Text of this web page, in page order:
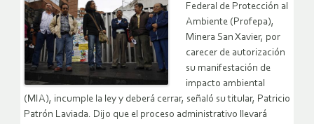
Federal de Protección al
Ambiente (Profepa),
Minera San Xavier, por
carecer de autorización
su manifestación de
impacto ambiental
(MIA), incumple la ley y deberá cerrar, señaló su titular, Patricio
Patrón Laviada. Dijo que el proceso administrativo llevará